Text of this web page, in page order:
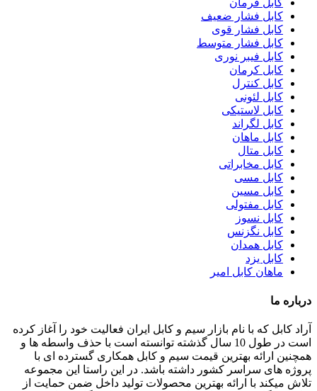
کابل فرمان
کابل فشار ضعیف
کابل فشار قوی
کابل فشار متوسط
کابل فیبر نوری
کابل کرمان
کابل کنترل
کابل لئونی
کابل لاستیکی
کابل لگراند
کابل ماهان
کابل متال
کابل مخابراتی
کابل مسی
کابل مسین
کابل مفتولی
کابل نسوز
کابل نگزنس
کابل همدان
کابل یزد
ماهان کابل امیر
درباره ما
آراد کابل که با نام بازار سیم و کابل ایران فعالیت خود را آغاز کرده
است در طول 10 سال گذشته توانسته است با حذف واسطه ها و
همچنین ارائه بهترین قیمت سیم و کابل همکاری گسترده ای با
پروژه های سراسر کشور داشته باشد. در این راستا این مجموعه
تلاش میکند با ارائه بهترین محصولات تولید داخل ضمن حمایت از